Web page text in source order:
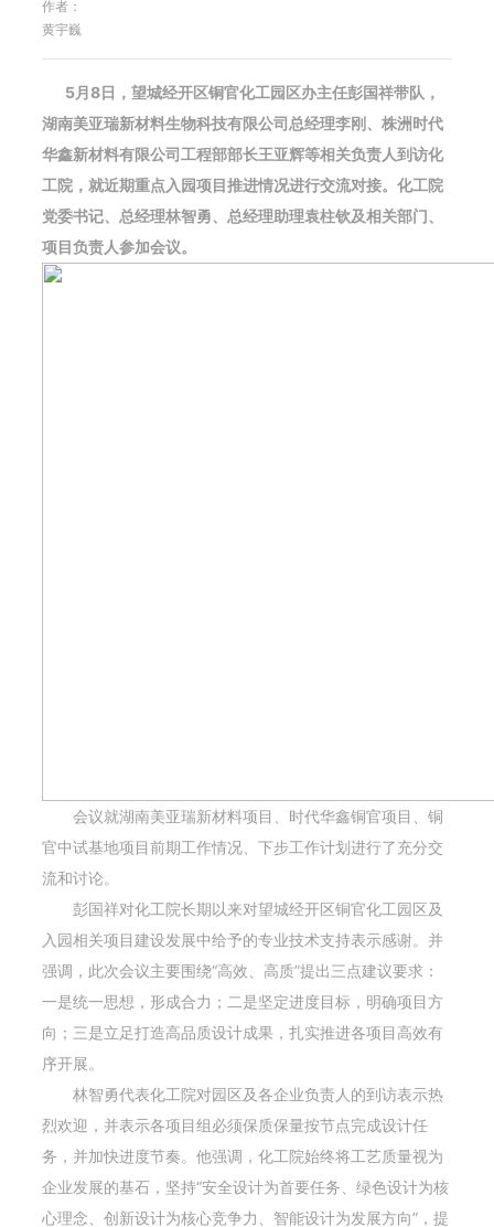
作者：
黄宇巍
5月8日，望城经开区铜官化工园区办主任彭国祥带队，
湖南美亚瑞新材料生物科技有限公司总经理李刚、株洲时代
华鑫新材料有限公司工程部部长王亚辉等相关负责人到访化
工院，就近期重点入园项目推进情况进行交流对接。化工院
党委书记、总经理林智勇、总经理助理袁柱钦及相关部门、
项目负责人参加会议。
会议就湖南美亚瑞新材料项目、时代华鑫铜官项目、铜
官中试基地项目前期工作情况、下步工作计划进行了充分交
流和讨论。
彭国祥对化工院长期以来对望城经开区铜官化工园区及
入园相关项目建设发展中给予的专业技术支持表示感谢。并
强调，此次会议主要围绕“高效、高质”提出三点建议要求：
一是统一思想，形成合力；二是坚定进度目标，明确项目方
向；三是立足打造高品质设计成果，扎实推进各项目高效有
序开展。
林智勇代表化工院对园区及各企业负责人的到访表示热
烈欢迎，并表示各项目组必须保质保量按节点完成设计任
务，并加快进度节奏。他强调，化工院始终将工艺质量视为
企业发展的基石，坚持“安全设计为首要任务、绿色设计为核
心理念、创新设计为核心竞争力、智能设计为发展方向”，提